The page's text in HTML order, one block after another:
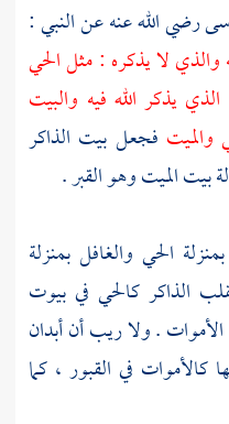
رضي الله عنه عن النبي :
والذي لا يذكره : مثل الحي
يذكر الله فيه والبيت
والميت فجعل بيت الذاكر
بيت الميت وهو القبر .
الحي والغافل بمنزلة
الذاكر كالحي في بيوت
. ولا ريب أن أبدان
كالأموات في القبور ، كما